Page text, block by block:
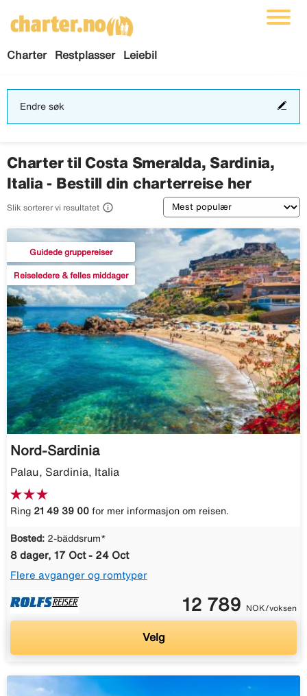
Charter Restplasser Leiebil
Endre søk
Charter til Costa Smeralda, Sardinia,
Italia - Bestill din charterreise her
Slik sorterer vi resultatet  Sortering
Guidede gruppereiser
Reiseledere & felles middager
Nord-Sardinia
Palau, Sardinia, Italia
Ring 21 49 39 00 for mer informasjon om reisen.
Bosted: 2-bäddsrum*
8 dager, 17 Oct - 24 Oct
Flere avganger og romtyper
12 789 NOK/voksen
Velg